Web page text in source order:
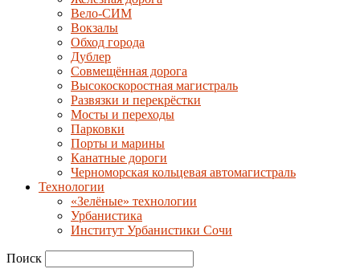
Вело-СИМ
Вокзалы
Обход города
Дублер
Совмещённая дорога
Высокоскоростная магистраль
Развязки и перекрёстки
Мосты и переходы
Парковки
Порты и марины
Канатные дороги
Черноморская кольцевая автомагистраль
Технологии
«Зелёные» технологии
Урбанистика
Институт Урбанистики Сочи
Поиск